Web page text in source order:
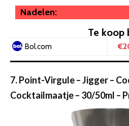
Nadelen:
Te koop
Bol.com
7. Point-Virgule – Jigger –
Cocktailmaatje – 30/50ml –